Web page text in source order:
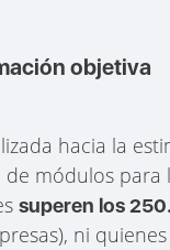
objetiva
hacia la
módulos para
superen los
ni